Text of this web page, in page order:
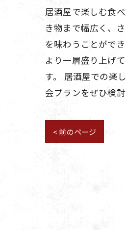
居酒屋で楽しむ食
き物まで幅広く、
を味わうことがで
より一層盛り上げ
す。 居酒屋での楽
会プランをぜひ検
< 前のページ